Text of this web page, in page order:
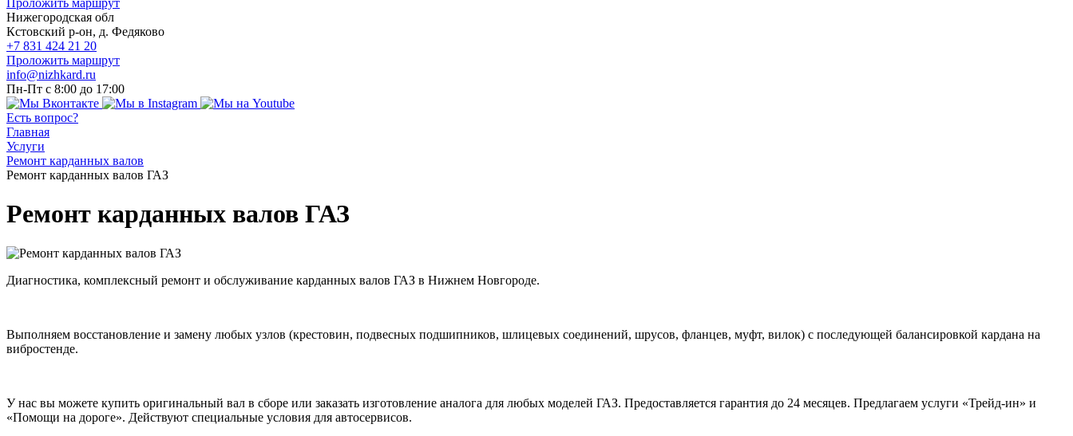
Проложить маршрут
Нижегородская обл
Кстовский р-он, д. Федяково
+7 831 424 21 20
Проложить маршрут
info@nizhkard.ru
Пн-Пт с 8:00 до 17:00
Есть вопрос?
Главная
Услуги
Ремонт карданных валов
Ремонт карданных валов ГАЗ
Ремонт карданных валов ГАЗ
Диагностика, комплексный ремонт и обслуживание карданных валов ГАЗ в Нижнем Новгороде.
Выполняем восстановление и замену любых узлов (крестовин, подвесных подшипников, шлицевых соединений, шрусов, фланцев, муфт, вилок) с последующей балансировкой кардана на
вибростенде.
У нас вы можете купить оригинальный вал в сборе или заказать изготовление аналога для любых моделей ГАЗ. Предоставляется гарантия до 24 месяцев. Предлагаем услуги «Трейд-ин» и
«Помощи на дороге». Действуют специальные условия для автосервисов.